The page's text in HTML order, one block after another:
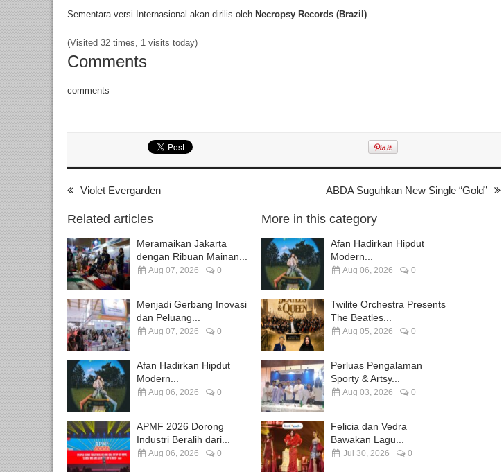
Sementara versi Internasional akan dirilis oleh Necropsy Records (Brazil).
(Visited 32 times, 1 visits today)
Comments
comments
Violet Evergarden ABDA Suguhkan New Single “Gold”
Related articles
Meramaikan Jakarta
dengan Ribuan Mainan...
Aug 07, 2026 0
Menjadi Gerbang Inovasi
dan Peluang...
Aug 07, 2026 0
Afan Hadirkan Hipdut
Modern...
Aug 06, 2026 0
APMF 2026 Dorong
Industri Beralih dari...
Aug 06, 2026 0
More in this category
Afan Hadirkan Hipdut
Modern...
Aug 06, 2026 0
Twilite Orchestra Presents
The Beatles...
Aug 05, 2026 0
Perluas Pengalaman
Sporty & Artsy...
Aug 03, 2026 0
Felicia dan Vedra
Bawakan Lagu...
Jul 30, 2026 0